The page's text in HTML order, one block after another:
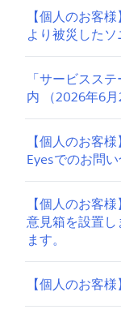
【個人のお客
より被災した
「サービスス
内 （2026年6月
【個人のお客
Eyesでのお問
【個人のお客
意見箱を設置
ます。
【個人のお客